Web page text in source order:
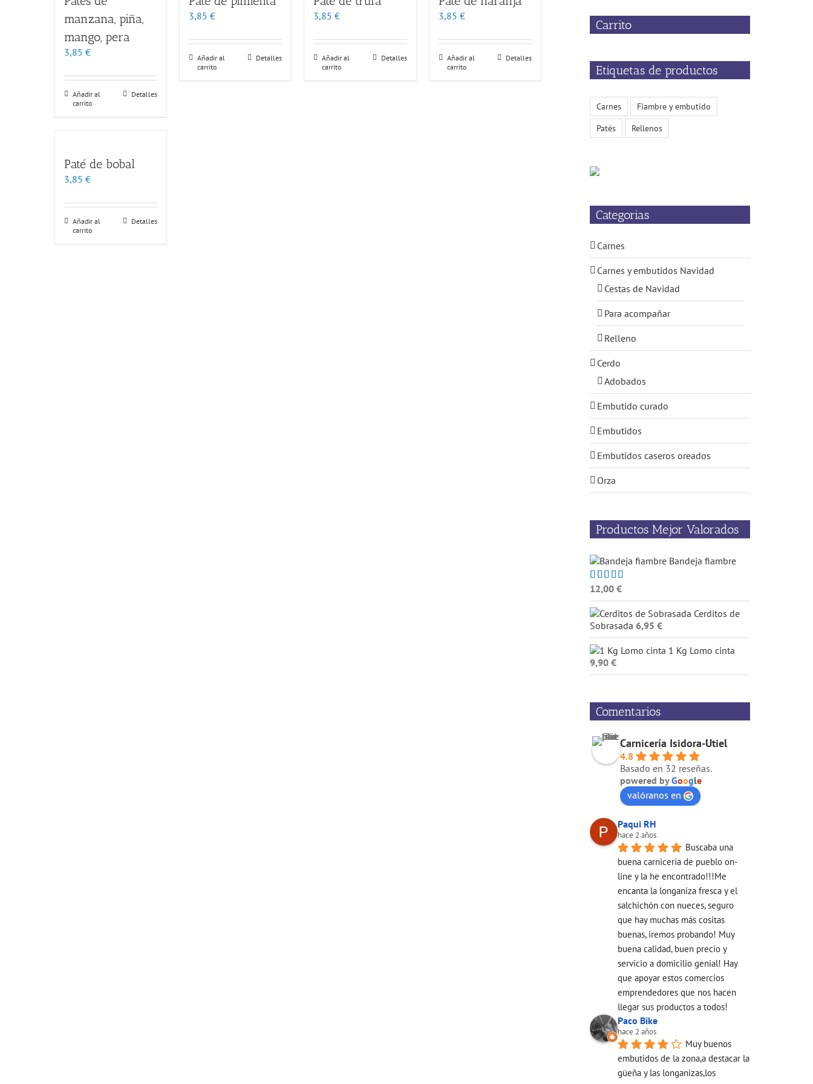
manzana, piña,
mango, pera
3,85 €
Añadir al
carrito
Detalles
3,85 €
Añadir al
carrito
Detalles
3,85€
Añadir al
carrito
Detalles
3,85 €
Añadir al
carrito
Detalles
Paté de bobal
3,85 €
Añadir al
carrito
Detalles
Carrito
Etiquetas de productos
Carnes
Fiambre y embutido
Patés
Rellenos
Categorias
Carnes
Carnes y embutidos Navidad
Cestas de Navidad
Para acompañar
Relleno
Cerdo
Adobados
Embutido curado
Embutidos
Embutidos caseros oreados
Orza
Productos Mejor Valorados
Bandeja fiambre
Valorado
con5.00de
5
12,00 €
Cerditos de
Sobrasada 6,95 €
1 Kg Lomo cinta
9,90 €
Comentarios
Carnicería Isidora-Utiel
4.8
Basado en 32 reseñas.
powered byGoogle
valóranos en
Paqui RH
hace 2 años
Buscaba una
buena carnicería de pueblo on-
line y la he encontrado!!!Me
encanta la longaniza fresca y el
salchichón con nueces, seguro
que hay muchas más cositas
buenas, iremos probando! Muy
buena calidad, buen precio y
servicio a domicilio genial! Hay
que apoyar estos comercios
emprendedores que nos hacen
llegar sus productos a todos!
Paco Bike
hace 2 años
Muy buenos
embutidos de la zona,a destacar la
güeña y las longanizas,los